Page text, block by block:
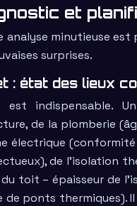
et
minutieuse
surprises.
: état des lieux
indispensable.
de la plomberie
électrique (conformité
de l’isolation
toit – épaisseur de
ponts thermiques).